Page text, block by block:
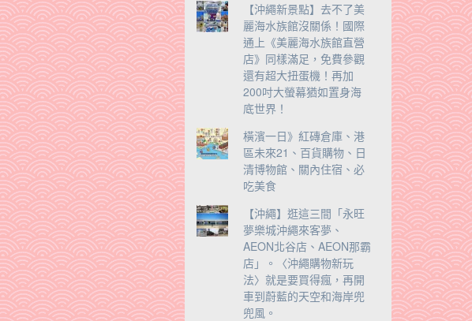
【沖繩新景點】去不了美
麗海水族館沒關係！國際
通上《美麗海水族館直營
店》同樣滿足，免費參觀
還有超大扭蛋機！再加
200吋大螢幕猶如置身海
底世界！
橫濱一日》紅磚倉庫、港
區未來21、百貨購物、日
清博物館、關內住宿、必
吃美食
【沖繩】逛這三間「永旺
夢樂城沖繩來客夢、
AEON北谷店、AEON那霸
店」。〈沖繩購物新玩
法〉就是要買得瘋，再開
車到蔚藍的天空和海岸兜
兜風。